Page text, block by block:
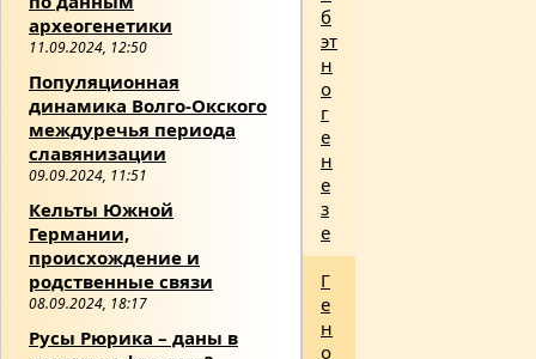
археогенетики
11.09.2024, 12:50
Популяционная
динамика Волго-Окского
междуречья периода
славянизации
09.09.2024, 11:51
Кельты Южной
Германии,
происхождение и
родственные связи
08.09.2024, 18:17
Русы Рюрика – даны в
б
эт
н
о
г
е
н
е
з
е
Г
е
н
о